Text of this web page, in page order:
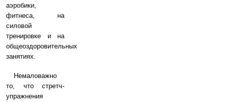
аэробики,
фитнеса, на
силовой
тренировке и на
общеоздоровительных
занятиях.
Немаловажно
то, что стретч-
упражнения